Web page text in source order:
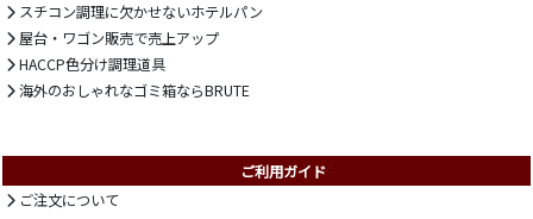
スチコン調理に欠かせないホテルパン
屋台・ワゴン販売で売上アップ
HACCP色分け調理道具
海外のおしゃれなゴミ箱ならBRUTE
ご利用ガイド
ご注文について